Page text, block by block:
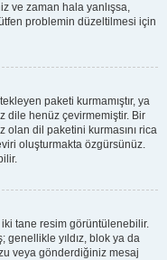
ve zaman hala yanlışsa,
problemin düzeltilmesi için
paketi kurmamıştır, ya
dile henüz çevirmemiştir. Bir
olan dil paketini kurmasını rica
oluşturmakta özgürsünüz.
iki tane resim görüntülenebilir.
yıldız, blok ya da
veya gönderdiğiniz mesaj